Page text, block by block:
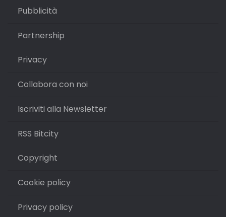
Pubblicità
Partnership
Privacy
Collabora con noi
Iscriviti alla Newsletter
RSS Bitcity
Copyright
Cookie policy
Privacy policy